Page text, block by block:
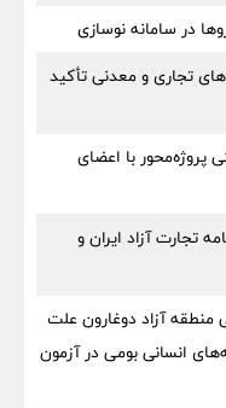
در سامانه نوسازی
تجاری و معدنی تأکید
با اعضای
تجارت آزاد ایران و
منطقه آزاد دوغارون علت
انسانی بومی در آزمون